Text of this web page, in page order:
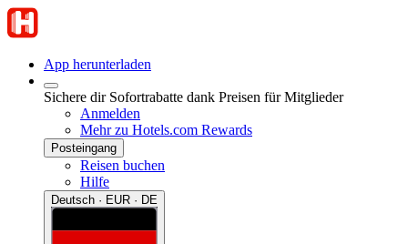
App herunterladen
Sichere dir Sofortrabatte dank Preisen für Mitglieder
Anmelden
Mehr zu Hotels.com Rewards
Posteingang
Reisen buchen
Hilfe
Deutsch · EUR · DE